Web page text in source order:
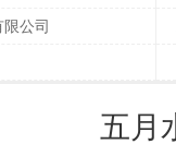
公司
五月